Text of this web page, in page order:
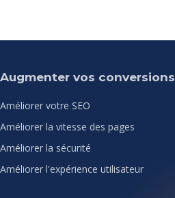
Augmenter vos conversions
Améliorer votre SEO
Améliorer la vitesse des pages
Améliorer la sécurité
Améliorer l'expérience utilisateur